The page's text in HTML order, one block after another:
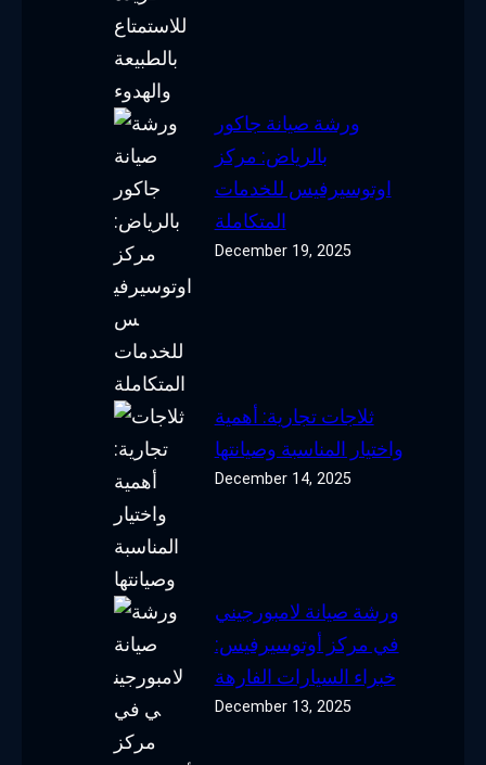
ورشة صيانة جاكور
بالرياض: مركز
اوتوسيرفيس للخدمات
المتكاملة
December 19, 2025
ثلاجات تجارية: أهمية
واختيار المناسبة وصيانتها
December 14, 2025
ورشة صيانة لامبورجيني
في مركز أوتوسيرفيس:
خبراء السيارات الفارهة
December 13, 2025